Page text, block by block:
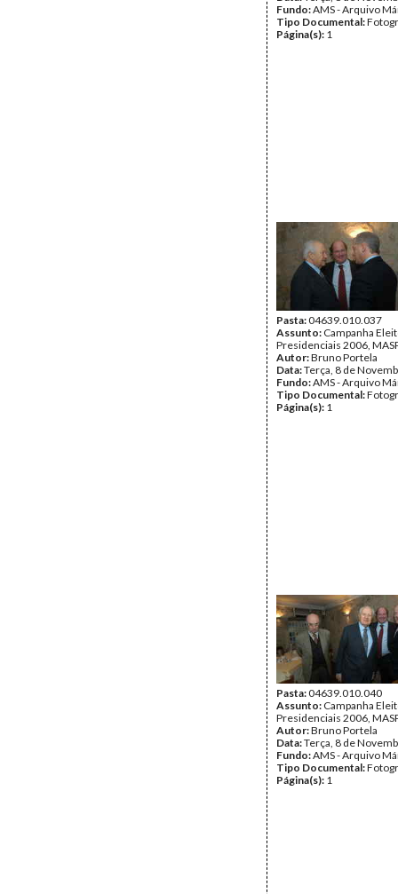
Fundo:AMS - Arquivo
Tipo Documental:
Página(s): 1
Pasta:04639.010.037
Assunto: Campanha
Presidenciais 2006,
Autor:Bruno Portela
Data:Terça, 8 de
Fundo:AMS - Arquivo
Tipo Documental:
Página(s): 1
Pasta:04639.010.040
Assunto: Campanha
Presidenciais 2006,
Autor:Bruno Portela
Data:Terça, 8 de
Fundo:AMS - Arquivo
Tipo Documental:
Página(s): 1